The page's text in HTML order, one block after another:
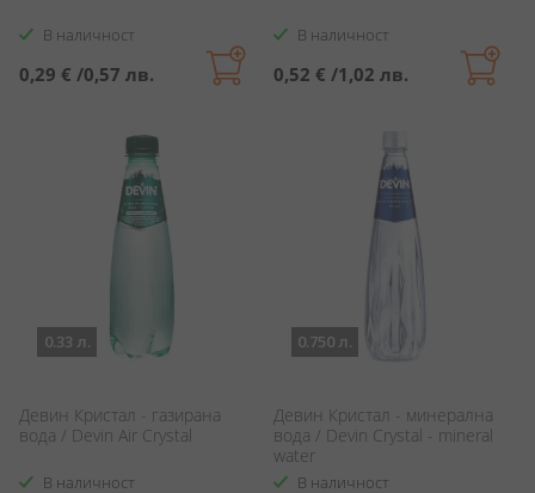
В наличност
0,29 € /0,57 лв.
В наличност
0,52 € /1,02 лв.
0.33 л.
Девин Кристал - газирана
вода / Devin Air Crystal
В наличност
0.750 л.
Девин Кристал - минерална
вода / Devin Crystal - mineral
water
В наличност